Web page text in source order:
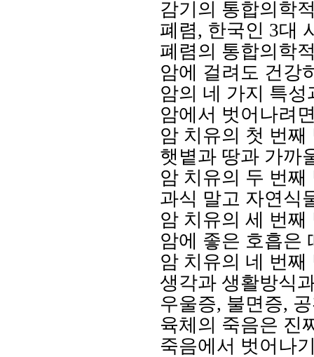
감기의 통합의학
폐렴, 한국인 3대
폐렴의 통합의학
암에 걸려도 건강
암의 네 가지 특
암에서 벗어나려
암 치유의 첫 번째
햇볕과 땅과 가까
암 치유의 두 번째
과식 말고 자연식
암 치유의 세 번째
암에 좋은 호흡은
암 치유의 네 번째
생각과 생활방식
우울증, 불면증,
육체의 죽음은 진
죽음에서 벗어나